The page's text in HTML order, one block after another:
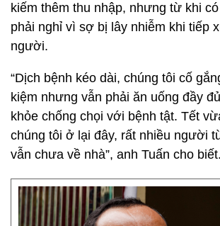
kiếm thêm thu nhập, nhưng từ khi
phải nghỉ vì sợ bị lây nhiễm khi tiếp
người.
“Dịch bệnh kéo dài, chúng tôi cố
kiệm nhưng vẫn phải ăn uống đầy
khỏe chống chọi với bệnh tật. Tết
chúng tôi ở lại đây, rất nhiều người
vẫn chưa về nhà”, anh Tuấn cho biết.